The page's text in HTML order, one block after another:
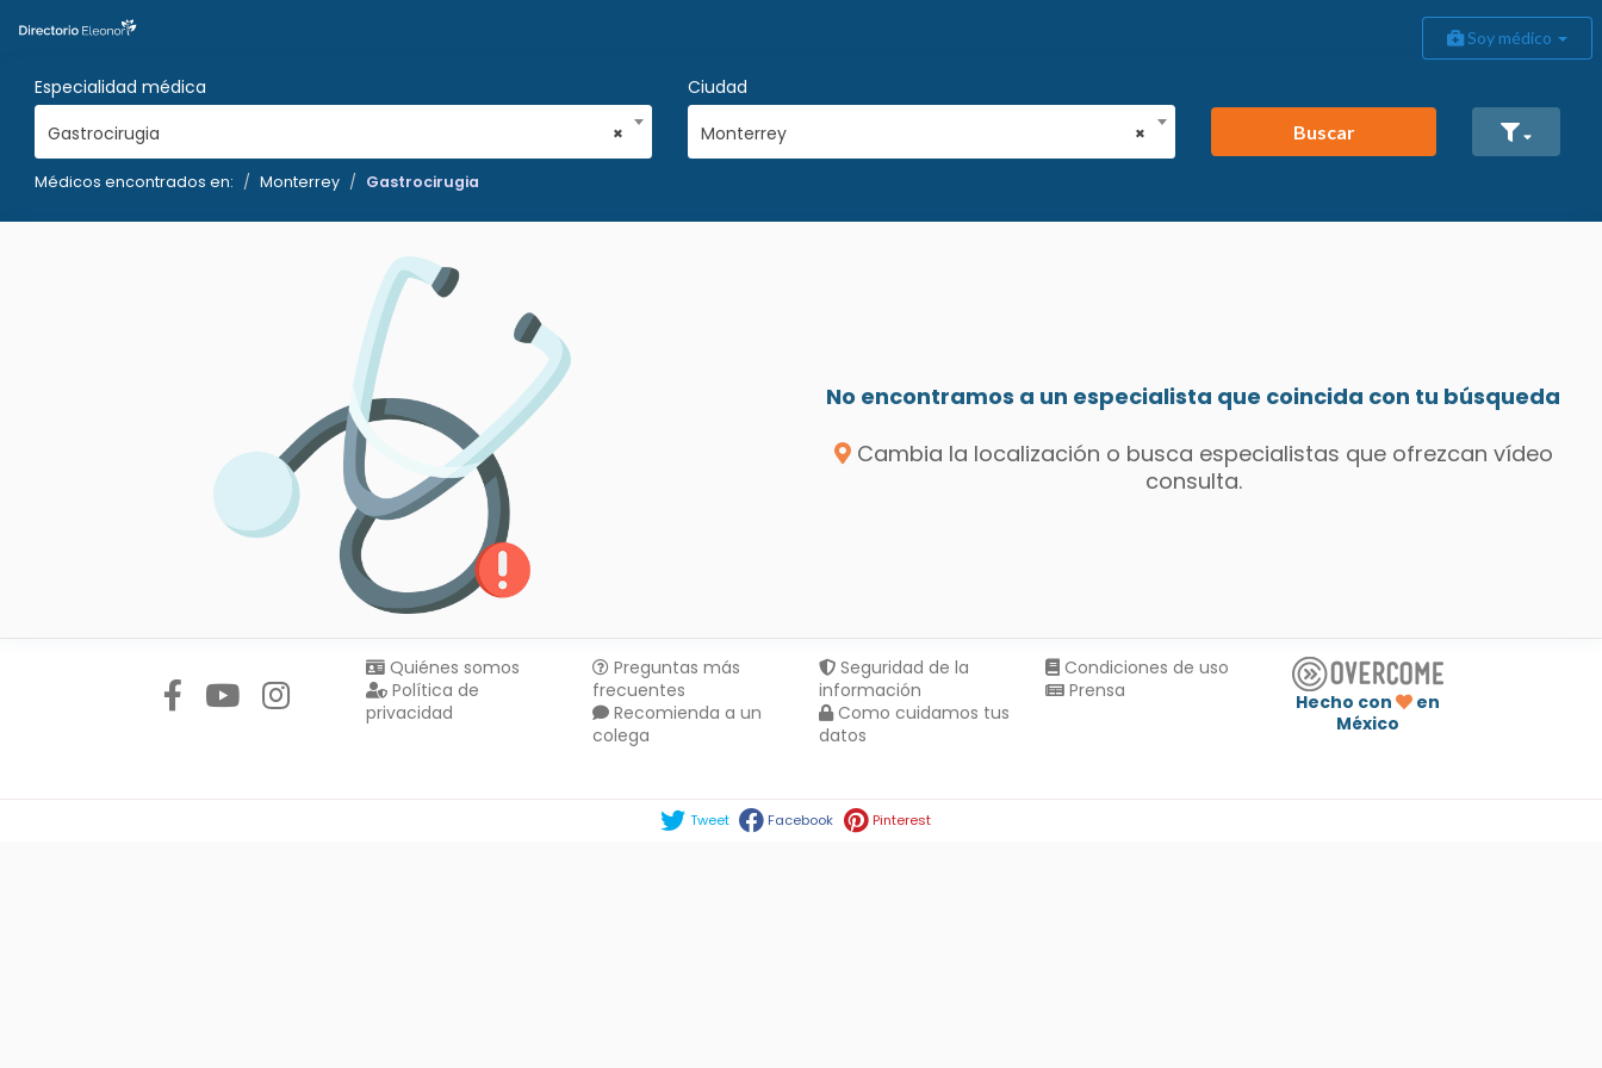
Soy médico
Especialidad médica
×
Gastrocirugia
Ciudad
×
Monterrey Buscar
Médicos encontrados en: Monterrey Gastrocirugia
No encontramos a un especialista que coincida con tu búsqueda
Cambia la localización o busca especialistas que ofrezcan vídeo
consulta.
Quiénes somos
Política de
privacidad
Preguntas más
frecuentes
Recomienda a un
colega
Seguridad de la
información
Como cuidamos tus
datos
Condiciones de uso
Prensa
Hecho con
en
México
Tweet Facebook Pinterest